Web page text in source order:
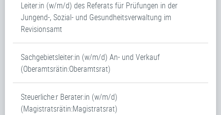
Leiter:in (w/m/d) des Referats für Prüfungen in der
Jungend-, Sozial- und Gesundheitsverwaltung im
Revisionsamt
Sachgebietsleiter:in (w/m/d) An- und Verkauf
(Oberamtsrätin:Oberamtsrat)
Steuerliche:r Berater:in (w/m/d)
(Magistratsrätin:Magistratsrat)